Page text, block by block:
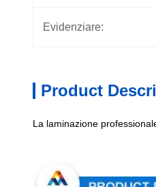
Evidenziare:
Product
La laminazione